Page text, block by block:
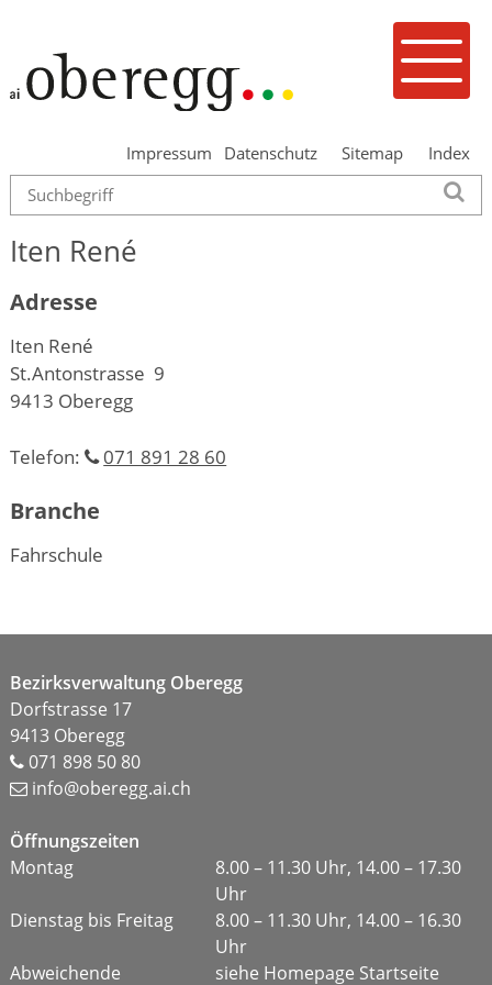
Index
Sitemap
Datenschutz
Impressum
Suche
Menu
Iten René
Adresse
Iten René
St.Antonstrasse 9
9413 Oberegg
Telefon: 071 891 28 60
Branche
Fahrschule
Footer
Bezirksverwaltung Oberegg
Dorfstrasse 17
9413 Oberegg
071 898 50 80
info@oberegg.ai.ch
Öffnungszeiten
Montag
8.00 – 11.30 Uhr, 14.00 – 17.30
Uhr
Dienstag bis Freitag
8.00 – 11.30 Uhr, 14.00 – 16.30
Uhr
Abweichende
siehe Homepage Startseite